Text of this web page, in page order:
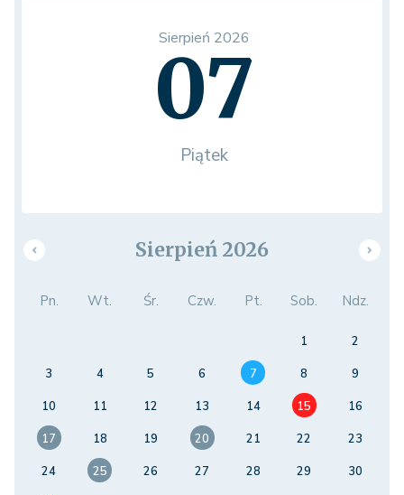
Sierpień 2026
07
Piątek
Sierpień 2026
Pn. Wt. Śr. Czw. Pt. Sob. Ndz.
1
2
3
4 5 6 7 8
9
10
11 12 13 14 15
16
17
18 19 20 21 22
23
24
25 26 27 28 29
30